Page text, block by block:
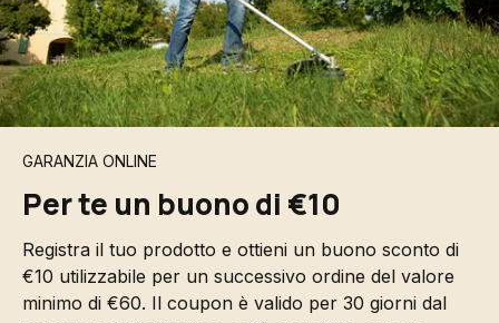
GARANZIA ONLINE
Per te un buono di €10
Registra il tuo prodotto e ottieni un buono sconto di
€10 utilizzabile per un successivo ordine del valore
minimo di €60. Il coupon è valido per 30 giorni dal